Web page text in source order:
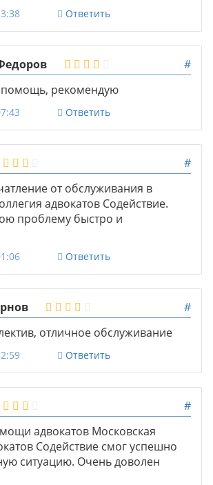
Ответить
#
рекомендую
Ответить
#
от обслуживания в
адвокатов Содействие.
проблему быстро и
Ответить
#
отличное обслуживание
Ответить
#
адвокатов Московская
Содействие смог успешно
ситуацию. Очень доволен